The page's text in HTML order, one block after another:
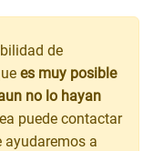
de
es muy posible
no lo hayan
puede contactar
ayudaremos a